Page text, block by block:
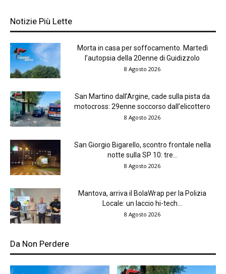
Notizie Più Lette
Morta in casa per soffocamento. Martedì
l’autopsia della 20enne di Guidizzolo
8 Agosto 2026
San Martino dall’Argine, cade sulla pista da
motocross: 29enne soccorso dall’elicottero
8 Agosto 2026
San Giorgio Bigarello, scontro frontale nella
notte sulla SP 10: tre...
8 Agosto 2026
Mantova, arriva il BolaWrap per la Polizia
Locale: un laccio hi-tech...
8 Agosto 2026
Da Non Perdere